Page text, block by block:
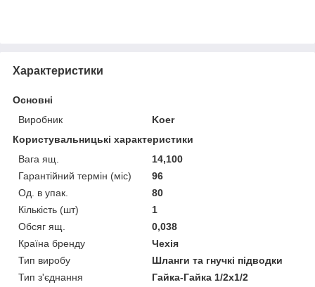
Характеристики
Основні
Виробник
Koer
Користувальницькі характеристики
Вага ящ.
14,100
Гарантійний термін (міс)
96
Од. в упак.
80
Кількість (шт)
1
Обсяг ящ.
0,038
Країна бренду
Чехія
Тип виробу
Шланги та гнучкі підводки
Тип з'єднання
Гайка-Гайка 1/2x1/2